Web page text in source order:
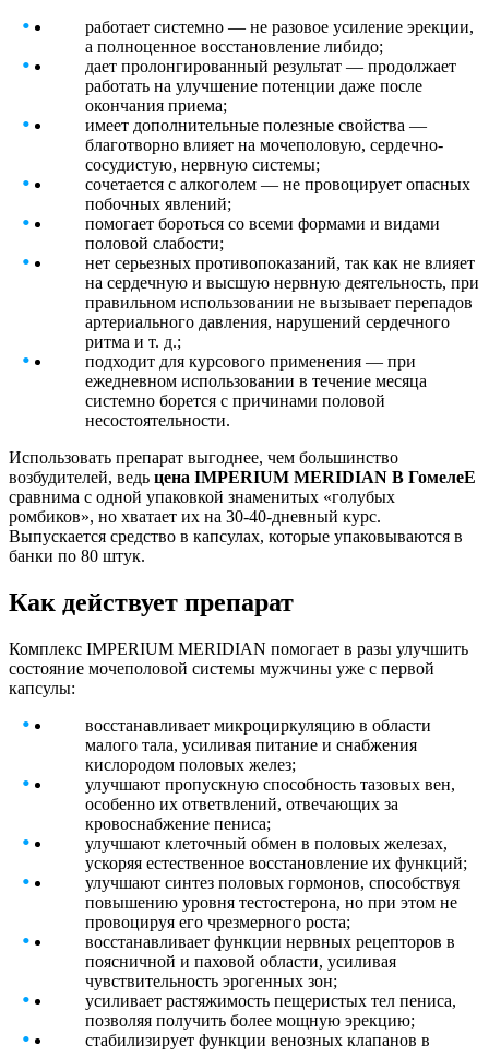
работает системно — не разовое усиление эрекции,
а полноценное восстановление либидо;
дает пролонгированный результат — продолжает
работать на улучшение потенции даже после
окончания приема;
имеет дополнительные полезные свойства —
благотворно влияет на мочеполовую, сердечно-
сосудистую, нервную системы;
сочетается с алкоголем — не провоцирует опасных
побочных явлений;
помогает бороться со всеми формами и видами
половой слабости;
нет серьезных противопоказаний, так как не влияет
на сердечную и высшую нервную деятельность, при
правильном использовании не вызывает перепадов
артериального давления, нарушений сердечного
ритма и т. д.;
подходит для курсового применения — при
ежедневном использовании в течение месяца
системно борется с причинами половой
несостоятельности.
Использовать препарат выгоднее, чем большинство
возбудителей, ведь цена IMPERIUM MERIDIAN В ГомелеЕ
сравнима с одной упаковкой знаменитых «голубых
ромбиков», но хватает их на 30-40-дневный курс.
Выпускается средство в капсулах, которые упаковываются в
банки по 80 штук.
Как действует препарат
Комплекс IMPERIUM MERIDIAN помогает в разы улучшить
состояние мочеполовой системы мужчины уже с первой
капсулы:
восстанавливает микроциркуляцию в области
малого тала, усиливая питание и снабжения
кислородом половых желез;
улучшают пропускную способность тазовых вен,
особенно их ответвлений, отвечающих за
кровоснабжение пениса;
улучшают клеточный обмен в половых железах,
ускоряя естественное восстановление их функций;
улучшают синтез половых гормонов, способствуя
повышению уровня тестостерона, но при этом не
провоцируя его чрезмерного роста;
восстанавливает функции нервных рецепторов в
поясничной и паховой области, усиливая
чувствительность эрогенных зон;
усиливает растяжимость пещеристых тел пениса,
позволяя получить более мощную эрекцию;
стабилизирует функции венозных клапанов в